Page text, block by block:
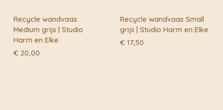
Recycle wandvaas
Medium grijs | Studio
Harm en Elke
€ 20,00
Recycle wandvaas Small
grijs | Studio Harm en Elke
€ 17,50